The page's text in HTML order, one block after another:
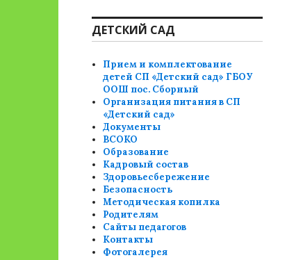
ДЕТСКИЙ САД
Прием и комплектование
детей СП «Детский сад» ГБОУ
ООШ пос. Сборный
Организация питания в СП
«Детский сад»
Документы
ВСОКО
Образование
Кадровый состав
Здоровьесбережение
Безопасность
Методическая копилка
Родителям
Сайты педагогов
Контакты
Фотогалерея